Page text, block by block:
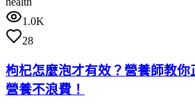
1.0K
28
枸杞怎麼泡才有效？營養師教你
營養不浪費！